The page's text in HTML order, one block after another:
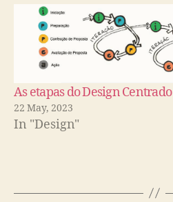
As etapas do Design
22 May, 2023
In "Design"